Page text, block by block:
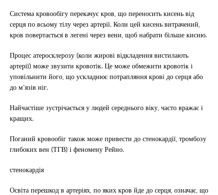
Система кровообігу перекачує кров, що переносить кисень від
серця по всьому тілу через артерії. Коли цей кисень витрачений,
кров повертається в легені через вени, щоб набрати більше кисню.
Процес атеросклерозу (коли жирові відкладення вистилають
артерії) може звузити кровотік. Це може обмежити кровотік і
уповільнити його, що ускладнює потрапляння крові до серця або
до м’язів ніг.
Найчастіше зустрічається у людей середнього віку, часто вражає і
кращих.
Поганий кровообіг також може привести до стенокардії, тромбозу
глибоких вен (ТГВ) і феномену Рейно.
стенокардія
Освіта перешкод в артеріях, по яких кров йде до серця, означає, що